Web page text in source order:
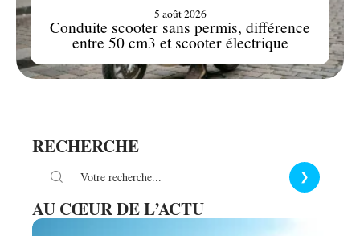
Conduite scooter sans permis, différence
entre 50 cm3 et scooter électrique
5 août 2026
RECHERCHE
AU CŒUR DE L’ACTU